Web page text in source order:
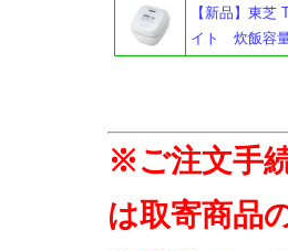
【新品】東
イト 炊飯容
※ご注文手
は取寄商品